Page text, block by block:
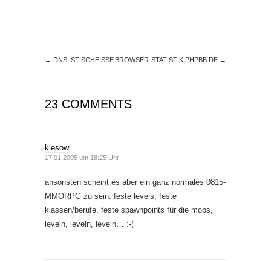
← DNS IST SCHEISSE BROWSER-STATISTIK PHPBB.DE →
23 COMMENTS
kiesow
17.01.2005 um 18:25 Uhr
ansonsten scheint es aber ein ganz normales 0815-
MMORPG zu sein: feste levels, feste
klassen/berufe, feste spawnpoints für die mobs,
leveln, leveln, leveln… :-(